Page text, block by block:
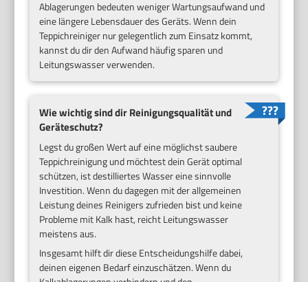
Ablagerungen bedeuten weniger Wartungsaufwand und
eine längere Lebensdauer des Geräts. Wenn dein
Teppichreiniger nur gelegentlich zum Einsatz kommt,
kannst du dir den Aufwand häufig sparen und
Leitungswasser verwenden.
Wie wichtig sind dir Reinigungsqualität und
Geräteschutz?
Legst du großen Wert auf eine möglichst saubere
Teppichreinigung und möchtest dein Gerät optimal
schützen, ist destilliertes Wasser eine sinnvolle
Investition. Wenn du dagegen mit der allgemeinen
Leistung deines Reinigers zufrieden bist und keine
Probleme mit Kalk hast, reicht Leitungswasser
meistens aus.
Insgesamt hilft dir diese Entscheidungshilfe dabei,
deinen eigenen Bedarf einzuschätzen. Wenn du